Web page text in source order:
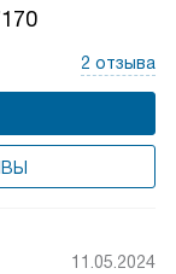
2 отзыва
11.05.2024